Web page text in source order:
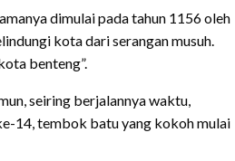
dimulai pada tahun 1156 oleh
kota dari serangan musuh.
benteng”.
seiring berjalannya waktu,
14, tembok batu yang kokoh mulai